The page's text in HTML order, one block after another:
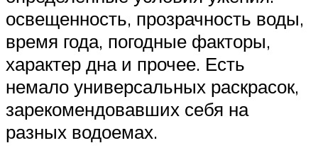
освещенность, прозрачность воды,
время года, погодные факторы,
характер дна и прочее. Есть
немало универсальных раскрасок,
зарекомендовавших себя на
разных водоемах.